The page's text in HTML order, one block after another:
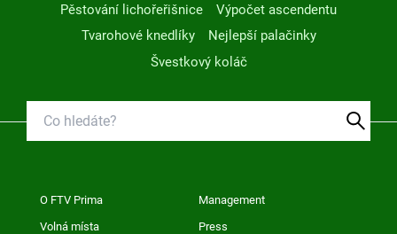
Pěstování lichořeřišnice
Výpočet ascendentu
Tvarohové knedlíky
Nejlepší palačinky
Švestkový koláč
O FTV Prima Management
Volná místa Press